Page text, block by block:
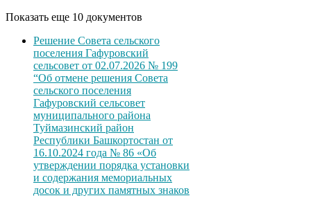
Показать еще 10 документов
Решение Совета сельского
поселения Гафуровский
сельсовет от 02.07.2026 № 199
“Об отмене решения Совета
сельского поселения
Гафуровский сельсовет
муниципального района
Туймазинский район
Республики Башкортостан от
16.10.2024 года № 86 «Об
утверждении порядка установки
и содержания мемориальных
досок и других памятных знаков